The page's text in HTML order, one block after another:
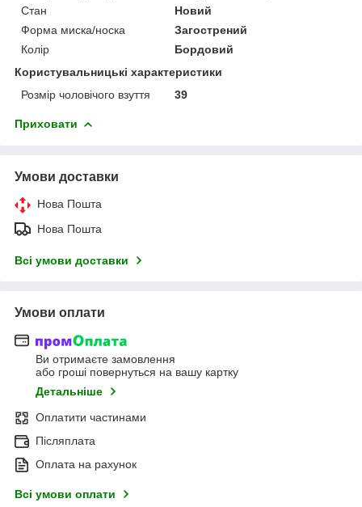
Стан
Новий
Форма миска/носка
Загострений
Колір
Бордовий
Користувальницькі характеристики
Розмір чоловічого взуття
39
Приховати
Умови доставки
Нова Пошта
Нова Пошта
Всі умови доставки
Умови оплати
Ви отримаєте замовлення
або гроші повернуться на вашу картку
Детальніше
Оплатити частинами
Післяплата
Оплата на рахунок
Всі умови оплати